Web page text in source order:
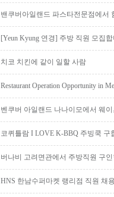
밴쿠버아일랜드 파스타전문점에서
[Yeun Kyung 연경] 주방 직원 모집
치코 치킨에 같이 일할 사람
Restaurant Operation Opportunity in
벤쿠버 아일랜드 나나이모에서 웨
코퀴틀람 I LOVE K-BBQ 주빙쿡 구
버나비 고려면관에서 주방직원 구
HNS 한남수퍼마켓 랭리점 직원 채